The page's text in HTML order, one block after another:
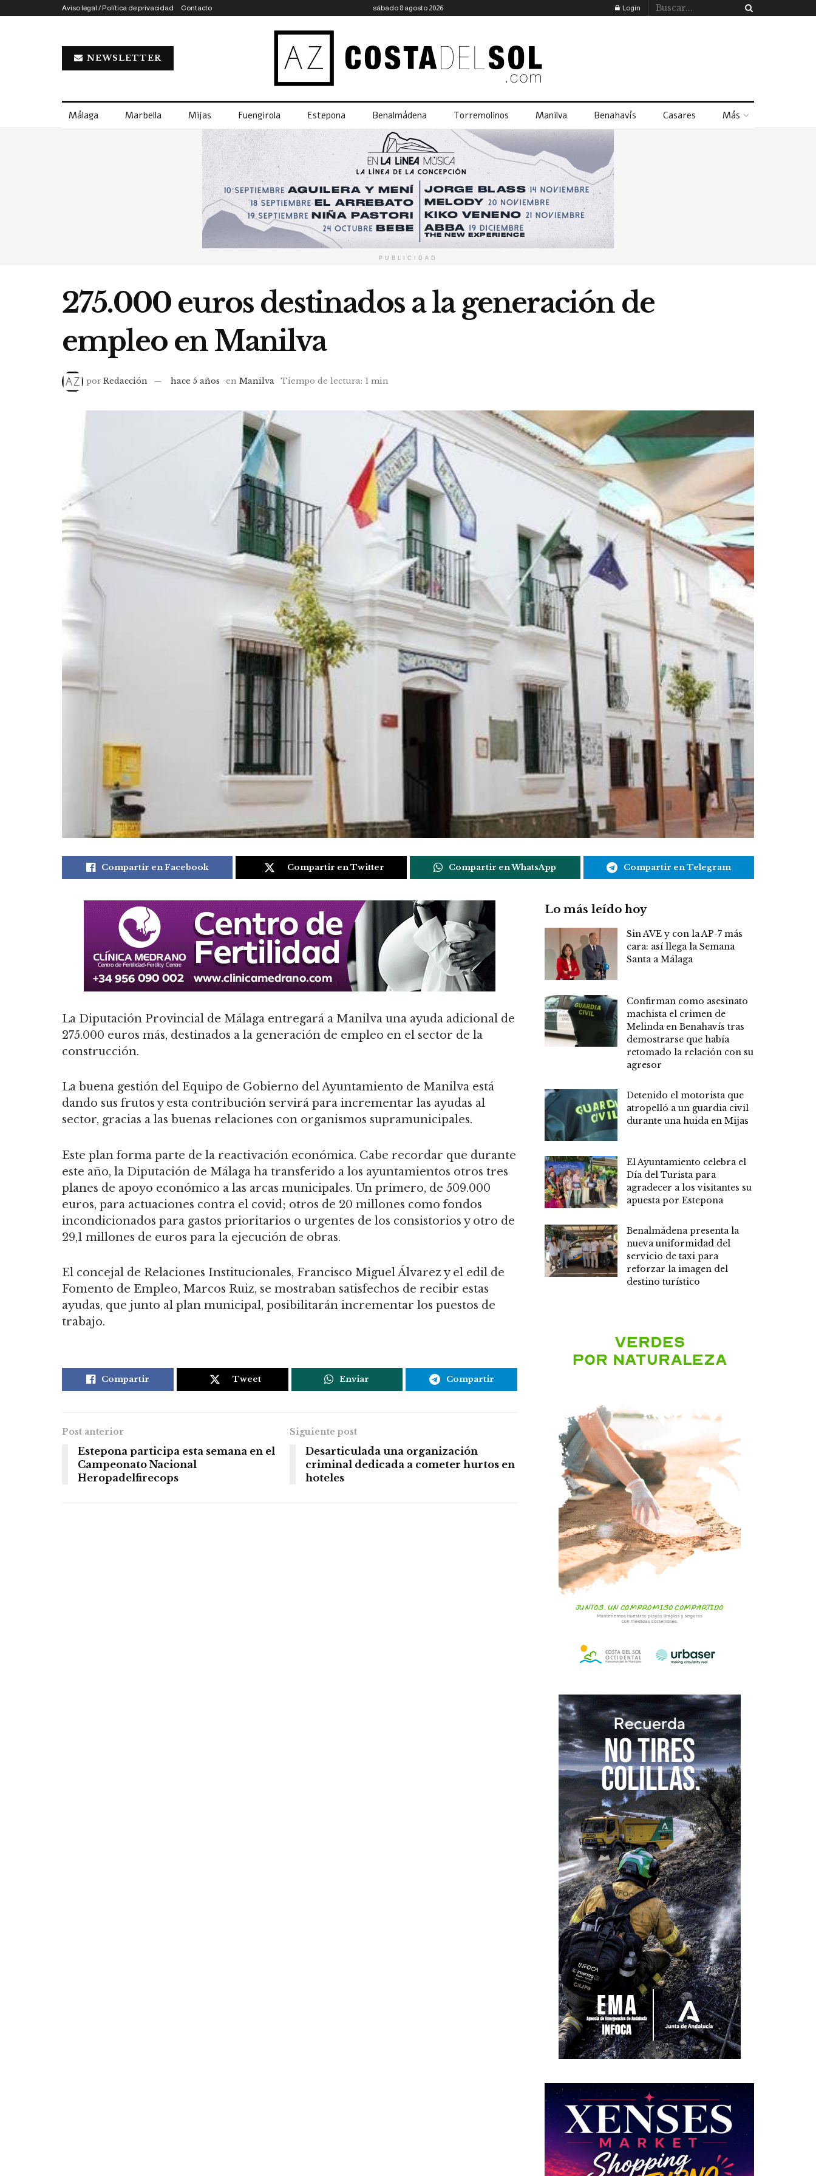
Aviso legal / Política de privacidad Contacto sábado 8 agosto 2026 Login
NEWSLETTER
Málaga Marbella Mijas Fuengirola Estepona Benalmádena Torremolinos Manilva Benahavís Casares Más
PUBLICIDAD
275.000 euros destinados a la generación de
empleo en Manilva
por Redacción hace 5 años en Manilva Tiempo de lectura: 1 min
Compartir en Facebook Compartir en Twitter Compartir en WhatsApp Compartir en Telegram
La Diputación Provincial de Málaga entregará a Manilva una ayuda adicional de
275.000 euros más, destinados a la generación de empleo en el sector de la
construcción.
La buena gestión del Equipo de Gobierno del Ayuntamiento de Manilva está
dando sus frutos y esta contribución servirá para incrementar las ayudas al
sector, gracias a las buenas relaciones con organismos supramunicipales.
Este plan forma parte de la reactivación económica. Cabe recordar que durante
este año, la Diputación de Málaga ha transferido a los ayuntamientos otros tres
planes de apoyo económico a las arcas municipales. Un primero, de 509.000
euros, para actuaciones contra el covid; otros de 20 millones como fondos
incondicionados para gastos prioritarios o urgentes de los consistorios y otro de
29,1 millones de euros para la ejecución de obras.
El concejal de Relaciones Institucionales, Francisco Miguel Álvarez y el edil de
Fomento de Empleo, Marcos Ruiz, se mostraban satisfechos de recibir estas
ayudas, que junto al plan municipal, posibilitarán incrementar los puestos de
trabajo.
Compartir Tweet Enviar Compartir
Post anterior
Estepona participa esta semana en el
Campeonato Nacional
Heropadelfirecops
Siguiente post
Desarticulada una organización
criminal dedicada a cometer hurtos en
hoteles
Lo más leído hoy
Sin AVE y con la AP-7 más
cara: así llega la Semana
Santa a Málaga
Confirman como asesinato
machista el crimen de
Melinda en Benahavís tras
demostrarse que había
retomado la relación con su
agresor
Detenido el motorista que
atropelló a un guardia civil
durante una huida en Mijas
El Ayuntamiento celebra el
Día del Turista para
agradecer a los visitantes su
apuesta por Estepona
Benalmádena presenta la
nueva uniformidad del
servicio de taxi para
reforzar la imagen del
destino turístico